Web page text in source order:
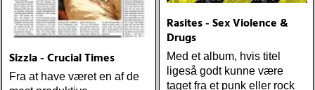
Sizzla - Crucial Times
Fra at have været en af de
Rasites - Sex Violence &
Drugs
Med et album, hvis titel
ligeså godt kunne være
taget fra et punk eller rock